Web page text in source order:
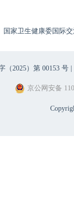
国家卫生健康委国际
（2025）第 00153 号 |
京公网安备